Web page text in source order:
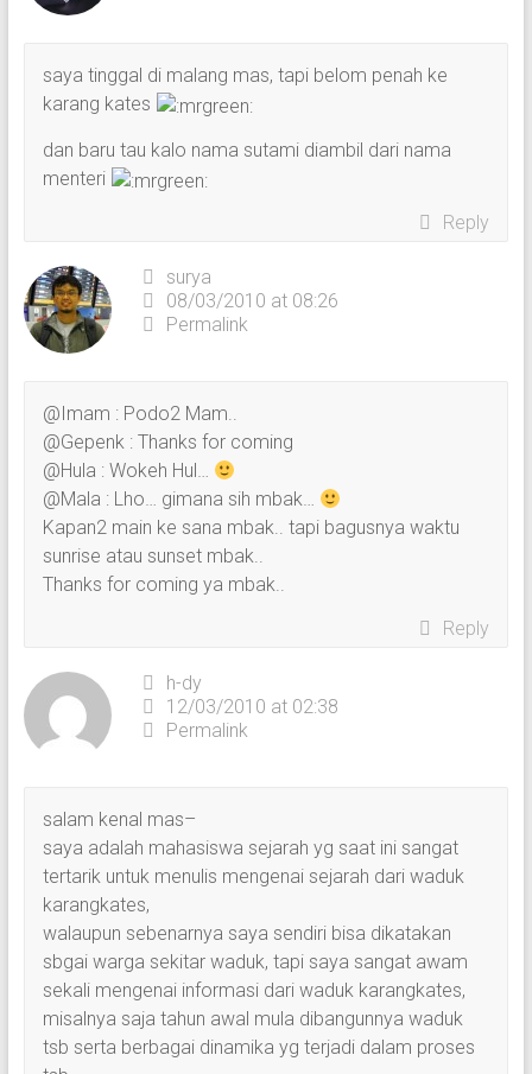
saya tinggal di malang mas, tapi belom penah ke
karang kates
dan baru tau kalo nama sutami diambil dari nama
menteri
Reply
surya
08/03/2010 at 08:26
Permalink
@Imam : Podo2 Mam..
@Gepenk : Thanks for coming
@Hula : Wokeh Hul…
@Mala : Lho… gimana sih mbak…
Kapan2 main ke sana mbak.. tapi bagusnya waktu
sunrise atau sunset mbak..
Thanks for coming ya mbak..
Reply
h-dy
12/03/2010 at 02:38
Permalink
salam kenal mas–
saya adalah mahasiswa sejarah yg saat ini sangat
tertarik untuk menulis mengenai sejarah dari waduk
karangkates,
walaupun sebenarnya saya sendiri bisa dikatakan
sbgai warga sekitar waduk, tapi saya sangat awam
sekali mengenai informasi dari waduk karangkates,
misalnya saja tahun awal mula dibangunnya waduk
tsb serta berbagai dinamika yg terjadi dalam proses